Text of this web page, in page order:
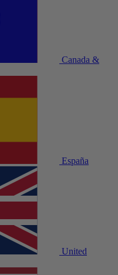
Canada &
España
United